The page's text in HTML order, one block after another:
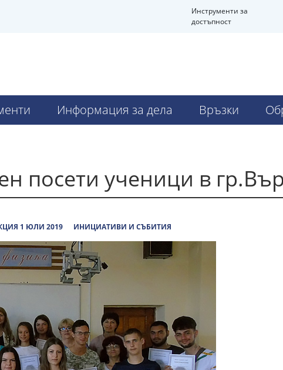
Инструменти за
достъпност
Информация за дела Връзки
посети ученици в
1 ЮЛИ 2019 ИНИЦИАТИВИ И СЪБИТИЯ